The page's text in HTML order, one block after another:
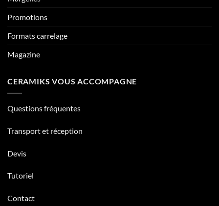
Promotions
Formats carrelage
Magazine
CERAMIKS VOUS ACCOMPAGNE
Questions fréquentes
Transport et réception
Devis
Tutoriel
Contact